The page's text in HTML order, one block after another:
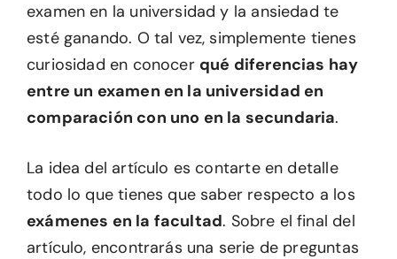
examen en la universidad y la ansiedad te
esté ganando. O tal vez, simplemente tienes
curiosidad en conocer qué diferencias hay
entre un examen en la universidad en
comparación con uno en la secundaria.
La idea del artículo es contarte en detalle
todo lo que tienes que saber respecto a los
exámenes en la facultad. Sobre el final del
artículo, encontrarás una serie de preguntas